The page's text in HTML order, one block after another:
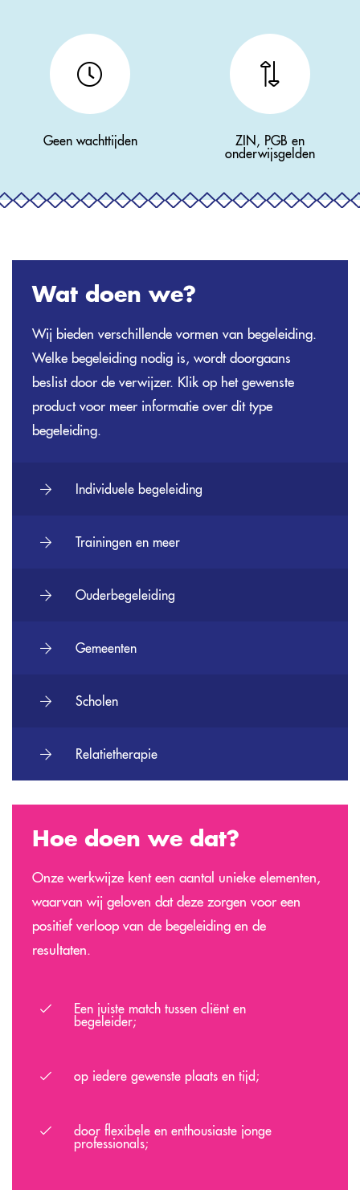
Geen wachttijden
ZIN, PGB en
onderwijsgelden
Wat doen we?
Wij bieden verschillende vormen van begeleiding.
Welke begeleiding nodig is, wordt doorgaans
beslist door de verwijzer. Klik op het gewenste
product voor meer informatie over dit type
begeleiding.
Individuele begeleiding
Trainingen en meer
Ouderbegeleiding
Gemeenten
Scholen
Relatietherapie
Hoe doen we dat?
Onze werkwijze kent een aantal unieke elementen,
waarvan wij geloven dat deze zorgen voor een
positief verloop van de begeleiding en de
resultaten.
Een juiste match tussen cliënt en
begeleider;
op iedere gewenste plaats en tijd;
door flexibele en enthousiaste jonge
professionals;